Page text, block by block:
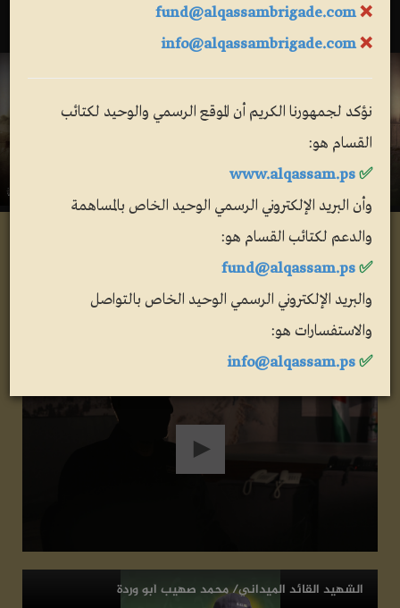
نير التدنيس من قبل أخسّ البشر
2026-07-24
أبو عبيدة - كتائب القسام
إنّ العدوان الصهيوني على سوريا لهو امتدادٌ
للعدوان على فلسطين ولبنان وشعوب الأمة،
ومحاولةٌ لتطبيق مشروع "إسرائيل الكبرى"
الخبيث، وفرضِ وقائع جديدةٍ على حساب شعوبنا
وبلداننا، وينبغي لأمتنا بكل شعوبها وطوائفها أن
تَئِد هذه الخرافة في مهدها وتُفشلها قبل فوات
أبو عبيدة - كتائب القسام
نُحيي أبطال الشعب السوري الشقيق الذين هبّوا
سوريا بأدواتهم البسيطة، رافضين الخنوع أو
القبول بالعدوان واحتلال الصهاينة لأرضهم
أبو عبيدة - كتائب القسام
الأمنية أن يهبوا للدفاع عن مقدساتهم وأعراضهم
وأرضهم، وألا يسمحوا لشذاذ الآفاق بالعربدة دون
رادع، وليعلم الجميع أن معركة شعبنا الحقيقية
الفيديو
خطاب قائد هيئة أركان القسام محمد الضيف (7 أكتوبر)
الشهيد القائد الميداني/ محمد صهيب أبو وردة
❌
fund@alqassambrigade.com
❌
info@alqassambrigade.com
نؤكد لجمهورنا الكريم أن الموقع الرسمي والوحيد لكتائب
القسام هو:
✅
www.alqassam.ps
وأن البريد الإلكتروني الرسمي الوحيد الخاص بالمساهمة
والدعم لكتائب القسام هو:
✅
fund@alqassam.ps
والبريد الإلكتروني الرسمي الوحيد الخاص بالتواصل
والاستفسارات هو:
✅
info@alqassam.ps